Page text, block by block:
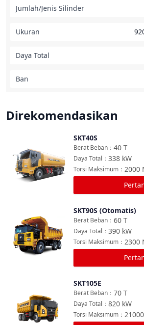
Jumlah/Jenis Silinder
Ukuran
Daya Total
Ban
Direkomendasikan
SKT40S
40 T
Berat Beban ：
338 kW
Daya Total ：
2000
Torsi Maksimum ：
Bandingkan
SKT90S (Otomatis)
60 T
Berat Beban ：
390 kW
Daya Total ：
2300
Torsi Maksimum ：
SKT105E
70 T
Berat Beban ：
820 kW
Daya Total ：
21000
Torsi Maksimum ：